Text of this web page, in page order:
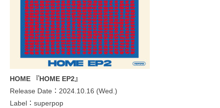
HOME 『HOME EP2』
Release Date：2024.10.16 (Wed.)
Label：superpop